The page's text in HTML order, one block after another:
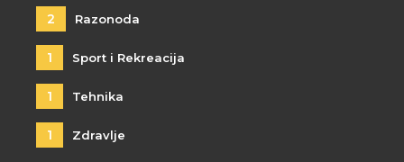
2 Razonoda
1 Sport i Rekreacija
1 Tehnika
1 Zdravlje